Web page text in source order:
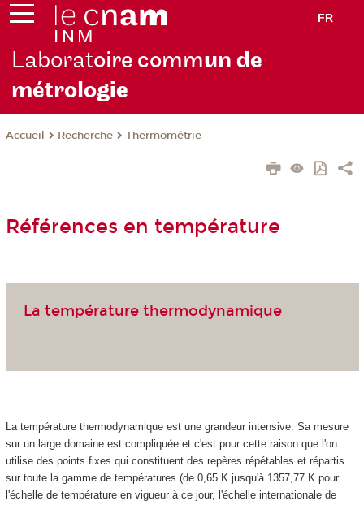
FR
Laboratoire commun de
métrologie
Accueil Recherche Thermométrie
Références en température
La température thermodynamique
La température thermodynamique est une grandeur intensive. Sa mesure
sur un large domaine est compliquée et c'est pour cette raison que l'on
utilise des points fixes qui constituent des repères répétables et répartis
sur toute la gamme de températures (de 0,65 K jusqu'à 1357,77 K pour
l'échelle de température en vigueur à ce jour, l'échelle internationale de